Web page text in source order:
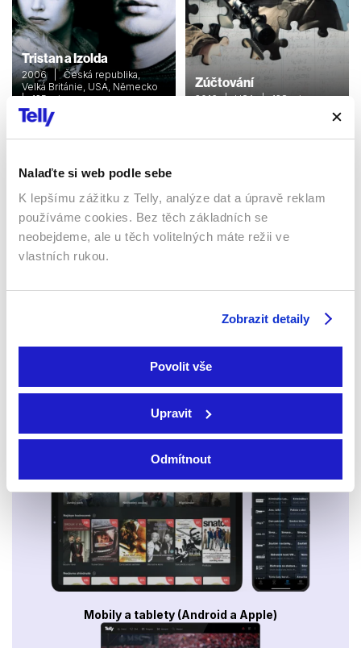
Nalaďte si web podle sebe
K lepšímu zážitku z Telly, analýze dat a úpravě reklam
používáme cookies. Bez těch základních se
neobejdeme, ale u těch volitelných máte režii ve
vlastních rukou.
Zobrazit detaily
Povolit vše
Upravit
Odmítnout
Tristan a Izolda
2006 | Česká republika,
Velká Británie, USA, Německo
| 125 min
Filmy / Romantický / Drama
Zúčtování
2016 | USA | 128 min
Sledujte kdekoliv až na 6 zařízeních
Sledovat internetovou televizi jde odkudkoliv
po celé EU, a to až na 6 zařízeních.
Mobily a tablety (Android a Apple)